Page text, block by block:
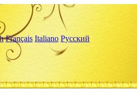
Français Italiano Русский